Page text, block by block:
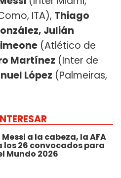
ITA), Thiago
Julián
(Atlético de
Martínez (Inter de
López (Palmeiras,
a la cabeza, la AFA
los 26 convocados para
Mundo 2026